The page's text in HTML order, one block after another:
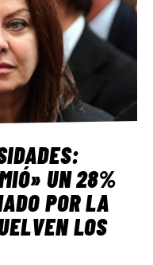
UN 28%
POR LA
LOS